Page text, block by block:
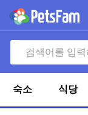
숙소 식당